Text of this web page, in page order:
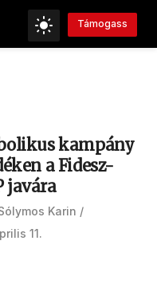
Támogass
kampány
a Fidesz-
javára
Karin
11.